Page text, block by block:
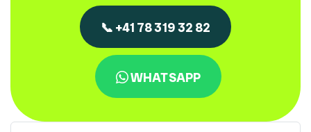
📞 +41 78 319 32 82
WHATSAPP